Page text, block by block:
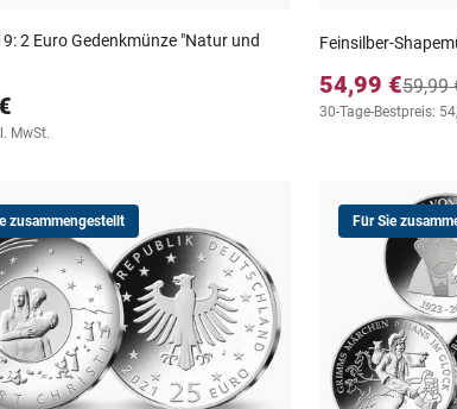
2 Euro Gedenkmünze "Natur und
MwSt.
Feinsilber-
54,99 €59,99
30-Tage-Bestpreis:
zusammengestellt Für Sie